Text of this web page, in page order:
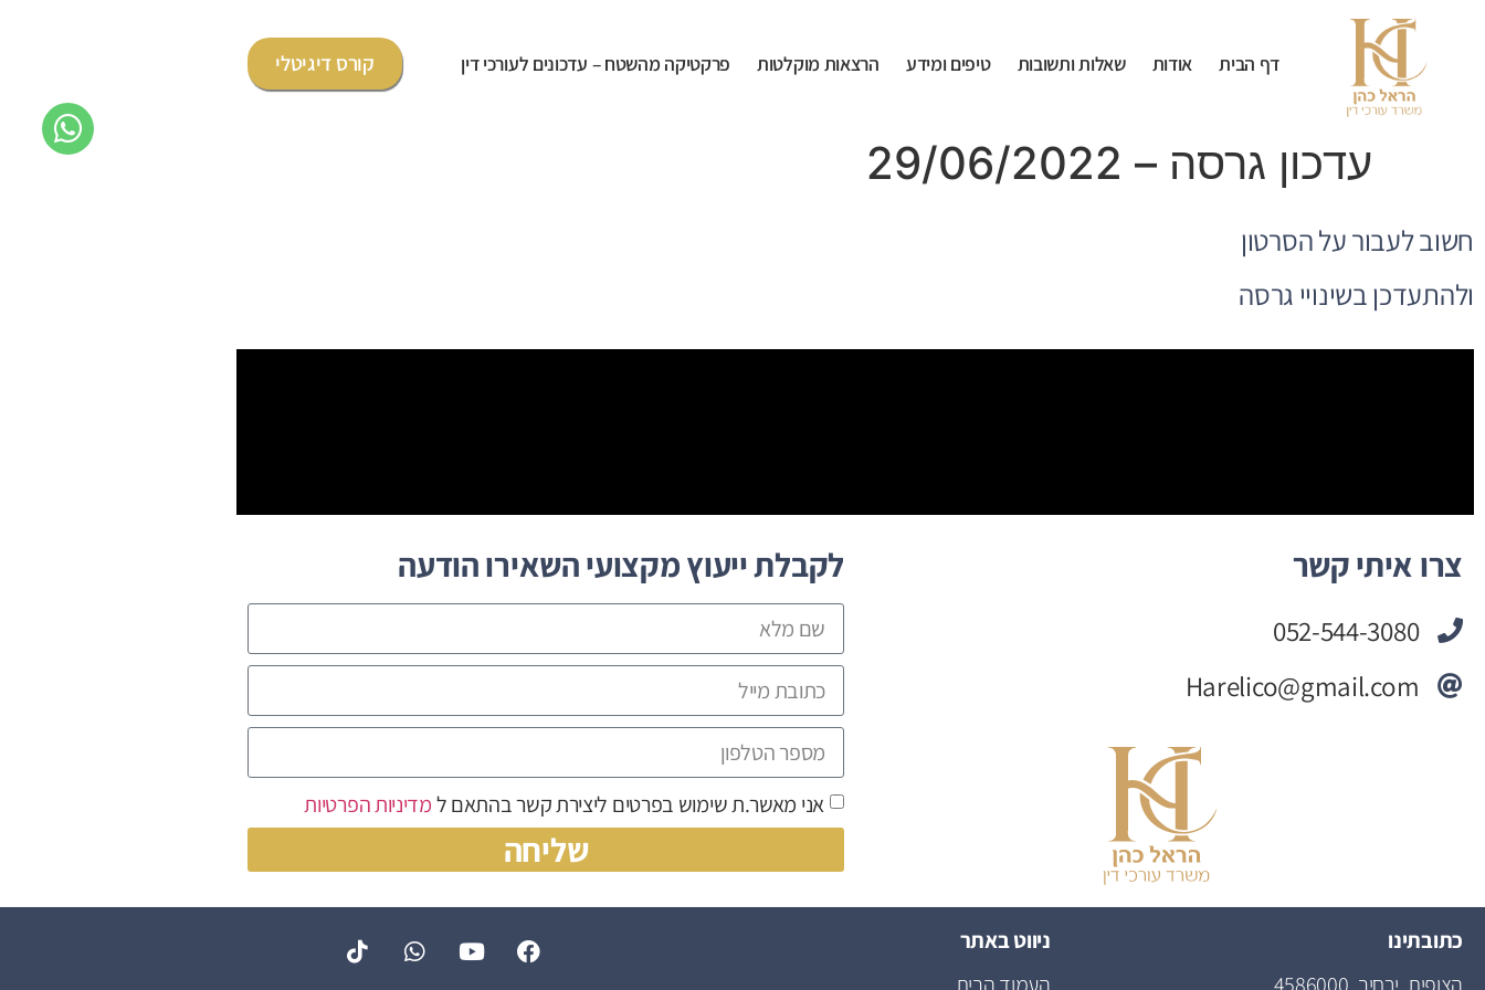
דף הבית אודות שאלות ותשובות טיפים ומידע הרצאות מוקלטות פרקטיקה מהשטח – עדכונים לעורכי דין קורס דיגיטלי
עדכון גרסה – 29/06/2022
חשוב לעבור על הסרטון
ולהתעדכן בשינויי גרסה
צרו איתי קשר
052-544-3080
Harelico@gmail.com
לקבלת ייעוץ מקצועי השאירו הודעה
אני מאשר.ת שימוש בפרטים ליצירת קשר בהתאם למדיניות הפרטיות
שליחה
כתובתינו
ניווט באתר